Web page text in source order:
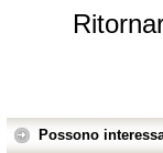
Possono